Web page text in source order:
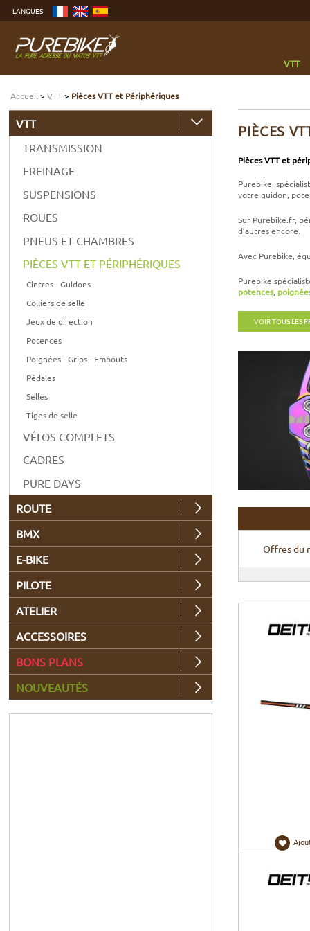
contenu
menu
Aller
LANGUES
VTT
Accueil >VTT> Pièces VTT et Périphériques
PIÈCES
Pièces VTT et
Purebike,
votre guidon,
Sur Purebike.fr,
d’autres encore.
Avec Purebike,
Purebike
potences,
VOIR TOUS LES
Offres du
VTT
TRANSMISSION
FREINAGE
SUSPENSIONS
ROUES
PNEUS ET CHAMBRES
PIÈCES VTT ET PÉRIPHÉRIQUES
Cintres - Guidons
Colliers de selle
Jeux de direction
Potences
Poignées - Grips - Embouts
Pédales
Selles
Tiges de selle
VÉLOS COMPLETS
CADRES
PURE DAYS
ROUTE
BMX
E-BIKE
PILOTE
ATELIER
ACCESSOIRES
BONS PLANS
NOUVEAUTÉS